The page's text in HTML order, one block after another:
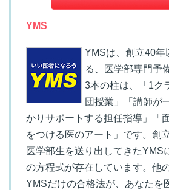
YMS
YMSは、創立40年
る、医学部専門予
3本の柱は、「1ク
団授業」「講師が
かりサポートする担任指導」「
をつける医のアート」です。創
医学部生を送り出してきたYMS
の方程式が存在しています。他
YMSだけの合格法が、あなたを